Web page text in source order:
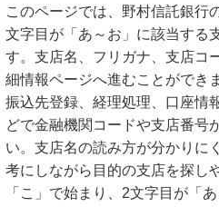
このページでは、野村信託銀行
文字目が「あ～お」に該当する
す。支店名、フリガナ、支店コ
細情報ページへ進むことができ
振込先登録、経理処理、口座情
どで金融機関コードや支店番号
い。支店名の読み方が分かりに
考にしながら目的の支店を探し
「こ」で始まり、2文字目が「